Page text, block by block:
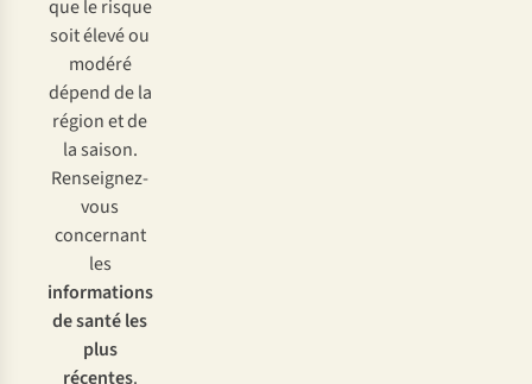
que le risque
soit élevé ou
modéré
dépend de la
région et de
la saison.
Renseignez-
vous
concernant
les
informations
de santé les
plus
récentes.